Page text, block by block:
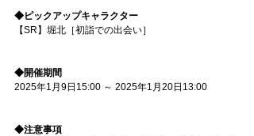
◆ピックアップキャラクター
【SR】堀北［初詣での出会い］
◆開催期間
2025年1月9日15:00 ～ 2025年1月20日13:00
◆注意事項